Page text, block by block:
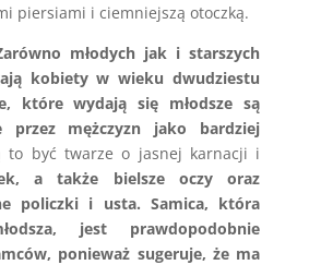
piersiami i ciemniejszą otoczką.
młodych jak i starszych
kobiety w wieku dwudziestu
które wydają się młodsze są
przez mężczyzn jako bardziej
to być twarze o jasnej karnacji i
a także bielsze oczy oraz
policzki i usta. Samica, która
jest prawdopodobnie
ponieważ sugeruje, że ma